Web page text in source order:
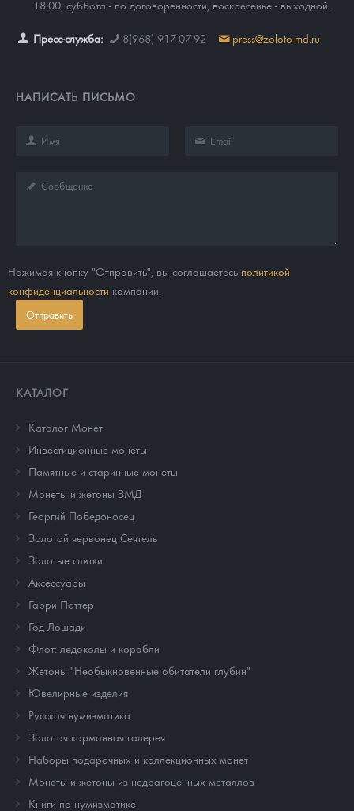
18:00, суббота - по договоренности, воскресенье - выходной.
Пресс-служба: 8(968) 917-07-92 press@zoloto-md.ru
НАПИСАТЬ ПИСЬМО
Нажимая кнопку "Отправить", вы соглашаетесь политикой
конфиденциальности компании.
Отправить
КАТАЛОГ
Каталог Монет
Инвестиционные монеты
Памятные и старинные монеты
Монеты и жетоны ЗМД
Георгий Победоносец
Золотой червонец Сеятель
Золотые слитки
Аксессуары
Гарри Поттер
Год Лошади
Флот: ледоколы и корабли
Жетоны "Необыкновенные обитатели глубин"
Ювелирные изделия
Русская нумизматика
Золотая карманная галерея
Наборы подарочных и коллекционных монет
Монеты и жетоны из недрагоценных металлов
Книги по нумизматике